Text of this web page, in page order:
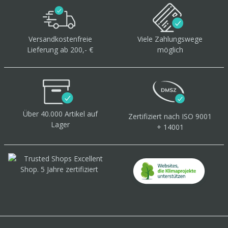
Versandkostenfreie
Lieferung ab 200,- €
Viele Zahlungswege
möglich
Über 40.000 Artikel auf
Lager
Zertifiziert nach ISO 9001
+ 14001